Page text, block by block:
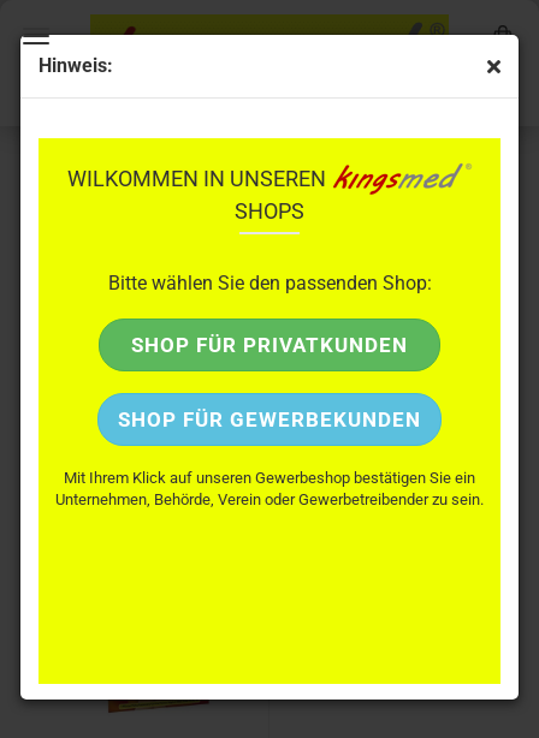
Hinweis:
WILKOMMEN IN UNSEREN
SHOPS
Bitte wählen Sie den passenden Shop:
SHOP FÜR PRIVATKUNDEN
SHOP FÜR GEWERBEKUNDEN
Mit Ihrem Klick auf unseren Gewerbeshop bestätigen Sie ein
Unternehmen, Behörde, Verein oder Gewerbetreibender zu sein.
WÄRMENDE PFLASTER
Sortieren nach
Sortieren nach 56 pro Seite
pro Seite
1